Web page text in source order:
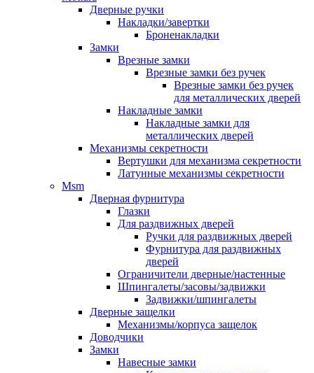
Дверные ручки
Накладки/завертки
Броненакладки
Замки
Врезные замки
Врезные замки без ручек
Врезные замки без ручек
для металлических дверей
Накладные замки
Накладные замки для
металлических дверей
Механизмы секретности
Вертушки для механизма секретности
Латунные механизмы секретности
Msm
Дверная фурнитура
Глазки
Для раздвижных дверей
Ручки для раздвижных дверей
Фурнитура для раздвижных
дверей
Ограничители дверные/настенные
Шпингалеты/засовы/задвижки
Задвижки/шпингалеты
Дверные защелки
Механизмы/корпуса защелок
Доводчики
Замки
Навесные замки